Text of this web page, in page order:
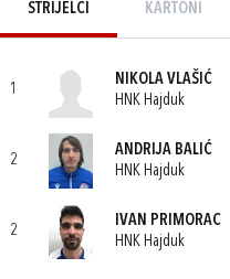
STRIJELCI KARTONI
1
NIKOLA VLAŠIĆ
HNK Hajduk
2
ANDRIJA BALIĆ
HNK Hajduk
2
IVAN PRIMORAC
HNK Hajduk